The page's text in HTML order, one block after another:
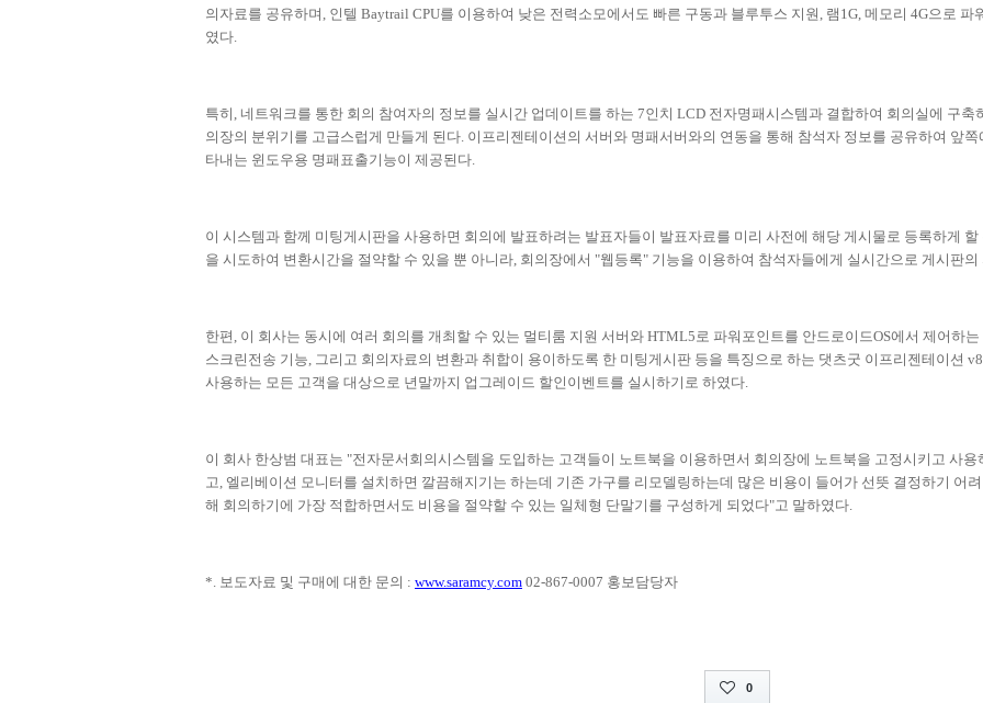
의자료를 공유하며 인텔 Baytrail CPU를 이용하여 낮은 전력소모에서도 빠른 구동과 블루투스 지원 램 1G, 메모리 4G으로 파
였다
특히 네트워크를 통한 회의 참여자의 정보를 실시간 업데이트를 하는 7인치 LCD 전자명패시스템과 결합하여 회의실에 구축
의장의 분위기를 고급스럽게 만들게 된다 이프리젠테이션의 서버와 명패서버와의 연동을 통해 참석자 정보를 공유하여 앞
타내는 윈도우용 명패표출기능이 제공된다
이 시스템과 함께 미팅게시판을 사용하면 회의에 발표하려는 발표자들이 발표자료를 미리 사전에 해당 게시물로 등록하게 할
을 시도하여 변환시간을 절약할 수 있을 뿐 아니라 회의장에서 "웹등록" 기능을 이용하여 참석자들에게 실시간으로 게시판
한편 이 회사는 동시에 여러 회의를 개최할 수 있는 멀티룸 지원 서버와 HTML5 로 파워포인트를 안드로이드OS에서 제어하는
스크린전송 기능 그리고 회의자료의 변환과 취합이 용이하도록 한 미팅게시판 등을 특징으로 하는 댓츠굿 이프리젠테이션
사용하는 모든 고객을 대상으로 년말까지 업그레이드 할인이벤트를 실시하기로 하였다
이 회사 한상범 대표는 "전자문서회의시스템을 도입하는 고객들이 노트북을 이용하면서 회의장에 노트북을 고정시키고 사
고 엘리베이션 모니터를 설치하면 깔끔해지기는 하는데 기존 가구를 리모델링하는데 많은 비용이 들어가 선뜻 결정하기 어
해 회의하기에 가장 적합하면서도 비용을 절약할 수 있는 일체형 단말기를 구성하게 되었다"고 말하였다
*. 보도자료 및 구매에 대한 문의 : www.saramcy.com 02-867-0007 홍보담당자
0